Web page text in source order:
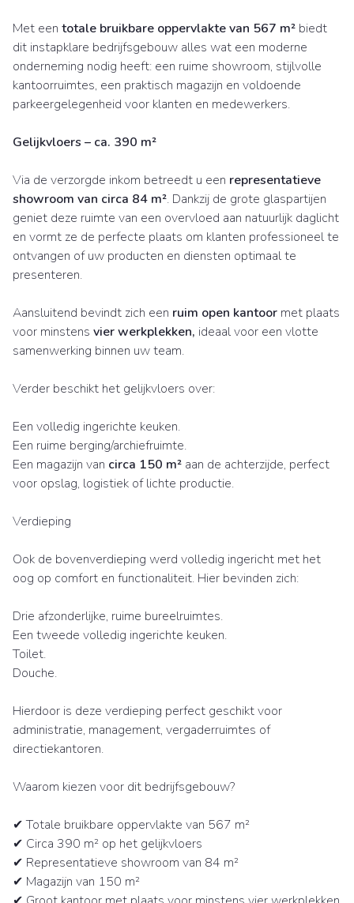
Met een totale bruikbare oppervlakte van 567 m² biedt
dit instapklare bedrijfsgebouw alles wat een moderne
onderneming nodig heeft: een ruime showroom, stijlvolle
kantoorruimtes, een praktisch magazijn en voldoende
parkeergelegenheid voor klanten en medewerkers.
Gelijkvloers – ca. 390 m²
Via de verzorgde inkom betreedt u een representatieve
showroom van circa 84 m². Dankzij de grote glaspartijen
geniet deze ruimte van een overvloed aan natuurlijk daglicht
en vormt ze de perfecte plaats om klanten professioneel te
ontvangen of uw producten en diensten optimaal te
presenteren.
Aansluitend bevindt zich een ruim open kantoor met plaats
voor minstens vier werkplekken, ideaal voor een vlotte
samenwerking binnen uw team.
Verder beschikt het gelijkvloers over:
Een volledig ingerichte keuken.
Een ruime berging/archiefruimte.
Een magazijn van circa 150 m² aan de achterzijde, perfect
voor opslag, logistiek of lichte productie.
Verdieping
Ook de bovenverdieping werd volledig ingericht met het
oog op comfort en functionaliteit. Hier bevinden zich:
Drie afzonderlijke, ruime bureelruimtes.
Een tweede volledig ingerichte keuken.
Toilet.
Douche.
Hierdoor is deze verdieping perfect geschikt voor
administratie, management, vergaderruimtes of
directiekantoren.
Waarom kiezen voor dit bedrijfsgebouw?
✔ Totale bruikbare oppervlakte van 567 m²
✔ Circa 390 m² op het gelijkvloers
✔ Representatieve showroom van 84 m²
✔ Magazijn van 150 m²